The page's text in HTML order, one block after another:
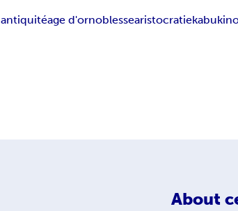
antiquitéage d'ornoblessearistocratiekabuki
About